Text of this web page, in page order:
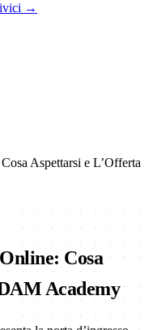
→
Aspettarsi e L’Offerta
Cosa
Academy